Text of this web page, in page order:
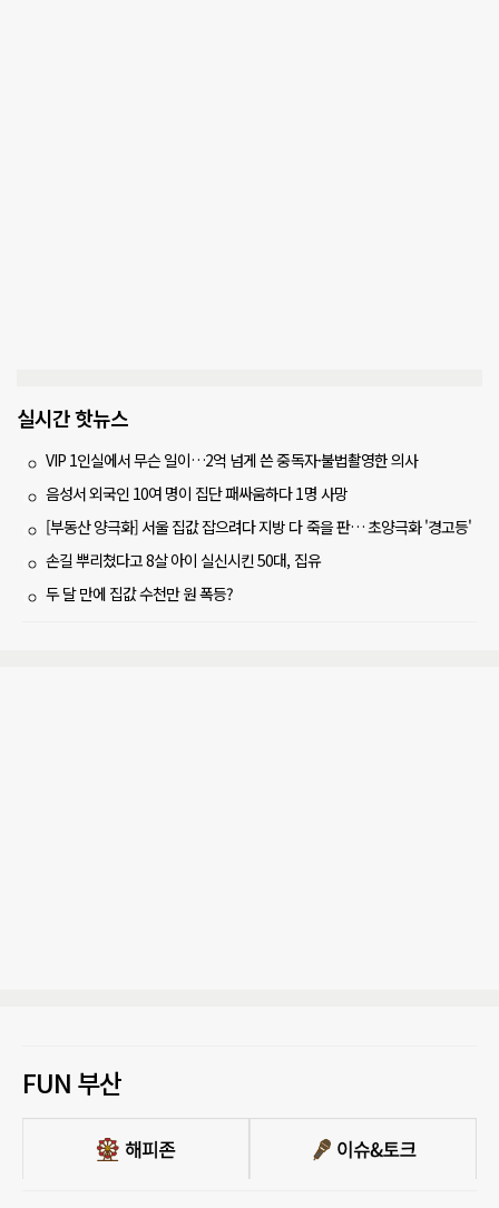
실시간 핫뉴스
VIP 1인실에서 무슨 일이…2억 넘게 쓴 중독자·불법촬영한 의사
음성서 외국인 10여 명이 집단 패싸움하다 1명 사망
[부동산 양극화] 서울 집값 잡으려다 지방 다 죽을 판… 초양극화 '경고등'
손길 뿌리쳤다고 8살 아이 실신시킨 50대, 집유
두 달 만에 집값 수천만 원 폭등?
FUN 부산